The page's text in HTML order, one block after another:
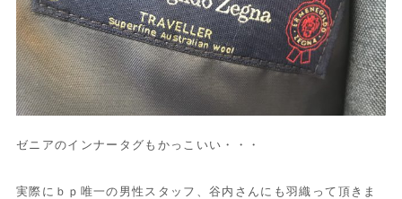
ゼニアのインナータグもかっこいい・・・
実際にｂｐ唯一の男性スタッフ、谷内さんにも羽織って頂きま